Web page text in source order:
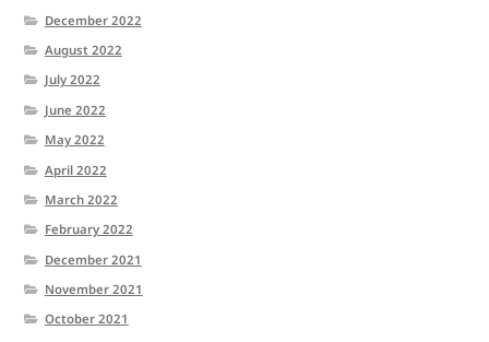
December 2022
August 2022
July 2022
June 2022
May 2022
April 2022
March 2022
February 2022
December 2021
November 2021
October 2021